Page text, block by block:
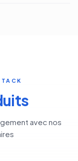
avec nos